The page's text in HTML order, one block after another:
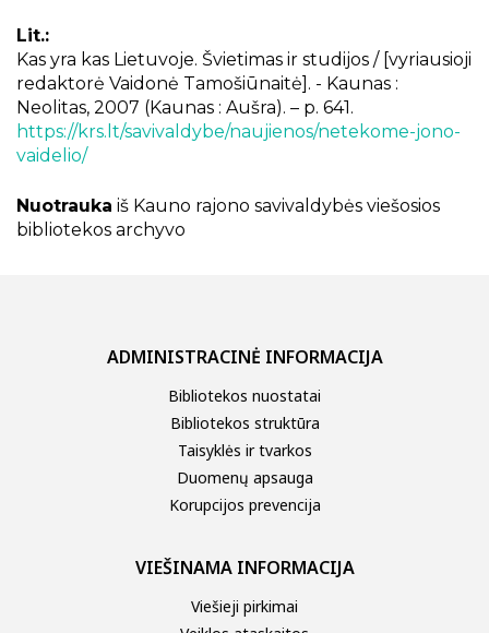
Lit.:
Kas yra kas Lietuvoje. Švietimas ir studijos / [vyriausioji
redaktorė Vaidonė Tamošiūnaitė]. - Kaunas :
Neolitas, 2007 (Kaunas : Aušra). – p. 641.
https://krs.lt/savivaldybe/naujienos/netekome-jono-
vaidelio/
Nuotrauka iš Kauno rajono savivaldybės viešosios
bibliotekos archyvo
ADMINISTRACINĖ INFORMACIJA
Bibliotekos nuostatai
Bibliotekos struktūra
Taisyklės ir tvarkos
Duomenų apsauga
Korupcijos prevencija
VIEŠINAMA INFORMACIJA
Viešieji pirkimai